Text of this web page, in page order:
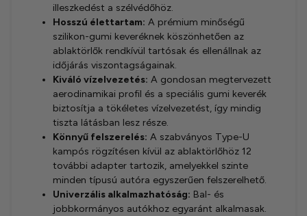
illeszkedést a szélvédőhöz.
Hosszú élettartam: A prémium minőségű
szilikon-gumi keveréknek köszönhetően az
ablaktörlők rendkívül tartósak és ellenállnak az
időjárás viszontagságainak.
Kiváló vízelvezetés: A gondosan megtervezett
aerodinamikai profil és a speciális gumi keverék
biztosítja a tökéletes vízelvezetést, így mindig
tiszta látásban lesz része.
Könnyű felszerelés: A szabványos Type-U
kampós rögzítésen kívül az ablaktörlőhöz 12
további adapter tartozik, amelyekkel szinte
minden típusú autóra egyszerűen felszerelhető.
Univerzális alkalmazhatóság: Bal- és
jobbkormányos autókhoz egyaránt alkalmasak.